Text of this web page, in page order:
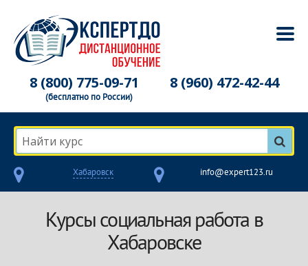
8 (800) 775-09-71
(бесплатно по России)
8 (960) 472-42-44
Найти курс
Хабаровск info@expert123.ru
Курсы социальная работа в
Хабаровске